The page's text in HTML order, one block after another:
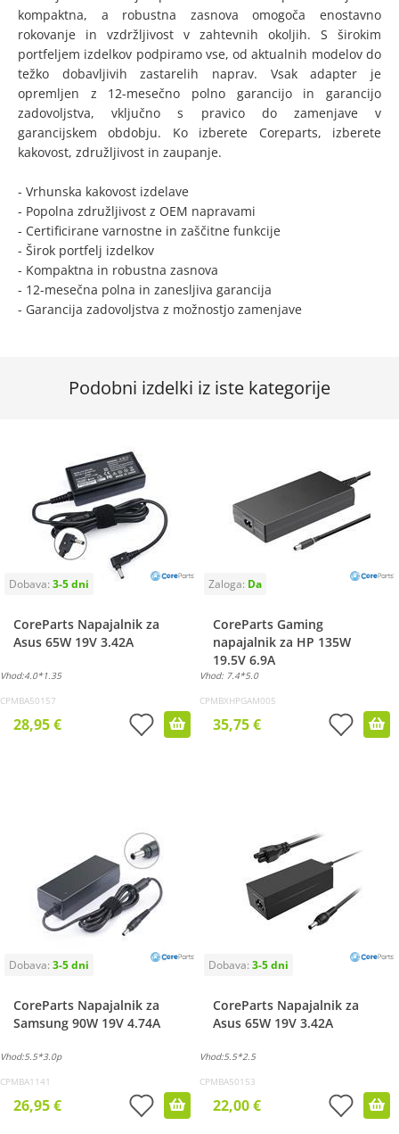
kompaktna, a robustna zasnova omogoča enostavno
rokovanje in vzdržljivost v zahtevnih okoljih. S širokim
portfeljem izdelkov podpiramo vse, od aktualnih modelov do
težko dobavljivih zastarelih naprav. Vsak adapter je
opremljen z 12-mesečno polno garancijo in garancijo
zadovoljstva, vključno s pravico do zamenjave v
garancijskem obdobju. Ko izberete Coreparts, izberete
kakovost, združljivost in zaupanje.
- Vrhunska kakovost izdelave
- Popolna združljivost z OEM napravami
- Certificirane varnostne in zaščitne funkcije
- Širok portfelj izdelkov
- Kompaktna in robustna zasnova
- 12-mesečna polna in zanesljiva garancija
- Garancija zadovoljstva z možnostjo zamenjave
Podobni izdelki iz iste kategorije
CoreParts Napajalnik za
Asus 65W 19V 3.42A
Vhod:4.0*1.35
CPMBA50157
28,95 €
CoreParts Gaming
napajalnik za HP 135W
19.5V 6.9A
Vhod: 7.4*5.0
CPMBXHPGAM005
35,75 €
CoreParts Napajalnik za
Samsung 90W 19V 4.74A
Vhod:5.5*3.0p
CPMBA1141
26,95 €
CoreParts Napajalnik za
Asus 65W 19V 3.42A
Vhod:5.5*2.5
CPMBA50153
22,00 €